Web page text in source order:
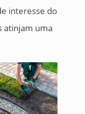
interesse do
atinjam uma